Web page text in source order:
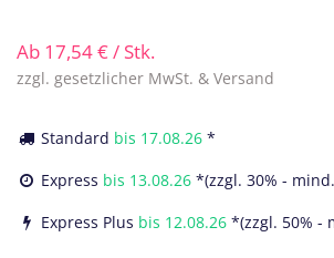
Ab 17,54€/ Stk.
zzgl. gesetzlicher MwSt. & Versand
Standard bis 17.08.26 *
Express bis 13.08.26 *(zzgl. 30% -
Express Plus bis 12.08.26 *(zzgl. 50% -